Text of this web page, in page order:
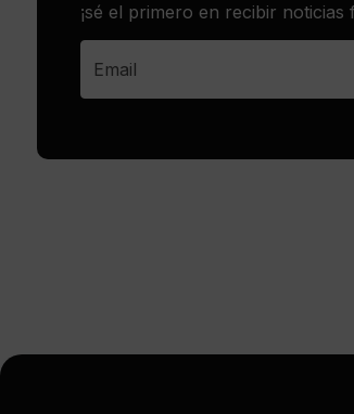
¡sé el primero en recibir